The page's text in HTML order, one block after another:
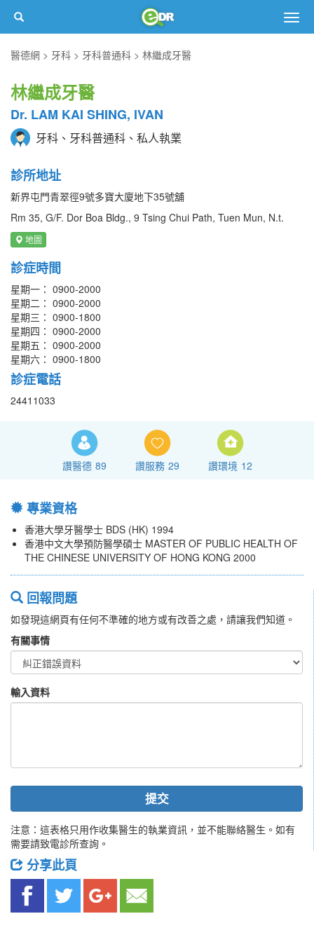
醫德網
牙科 牙科普通科 林繼成牙醫
林繼成牙醫
Dr. LAM KAI SHING, IVAN
牙科、牙科普通科、私人執業
診所地址
新界屯門青翠徑9號多寶大廈地下35號舖
Rm 35, G/F. Dor Boa Bldg., 9 Tsing Chui Path, Tuen Mun, N.t.
地圖
診症時間
星期一： 0900-2000
星期二： 0900-2000
星期三： 0900-1800
星期四： 0900-2000
星期五： 0900-2000
星期六： 0900-1800
診症電話
24411033
讚醫德 89 讚服務 29 讚環境 12
專業資格
香港大學牙醫學士 BDS (HK) 1994
香港中文大學預防醫學碩士 MASTER OF PUBLIC HEALTH OF
THE CHINESE UNIVERSITY OF HONG KONG 2000
回報問題
如發現這網頁有任何不準確的地方或有改善之處，請讓我們知道。
有關事情
輸入資料
提交
注意：這表格只用作收集醫生的執業資訊，並不能聯絡醫生。如有
需要請致電診所查詢。
分享此頁